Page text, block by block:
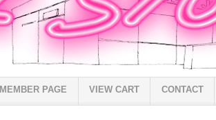
MEMBER PAGE VIEW CART CONTACT